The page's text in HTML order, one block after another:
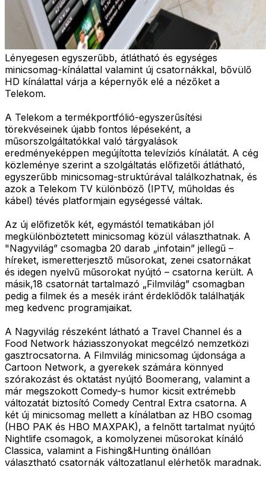
Lényegesen egyszerűbb, átlátható és egységes
minicsomag-kínálattal valamint új csatornákkal, bővülő
HD kínálattal várja a képernyők elé a nézőket a
Telekom.
A Telekom a termékportfólió-egyszerűsítési
törekvéseinek újabb fontos lépéseként, a
műsorszolgáltatókkal való tárgyalások
eredményeképpen megújította televíziós kínálatát. A cég
közleménye szerint a szolgáltatás előfizetői átlátható,
egyszerűbb minicsomag-struktúrával találkozhatnak, és
azok a Telekom TV különböző (IPTV, műholdas és
kábel) tévés platformjain egységessé váltak.
Az új előfizetők két, egymástól tematikában jól
megkülönböztetett minicsomag közül választhatnak. A
"Nagyvilág” csomagba 20 darab „infotain” jellegű –
híreket, ismeretterjesztő műsorokat, zenei csatornákat
és idegen nyelvű műsorokat nyújtó – csatorna került. A
másik,18 csatornát tartalmazó „Filmvilág” csomagban
pedig a filmek és a mesék iránt érdeklődők találhatják
meg kedvenc programjaikat.
A Nagyvilág részeként látható a Travel Channel és a
Food Network háziasszonyokat megcélzó nemzetközi
gasztrocsatorna. A Filmvilág minicsomag újdonsága a
Cartoon Network, a gyerekek számára könnyed
szórakozást és oktatást nyújtó Boomerang, valamint a
már megszokott Comedy-s humor kicsit extrémebb
változatát biztosító Comedy Central Extra csatorna. A
két új minicsomag mellett a kínálatban az HBO csomag
(HBO PAK és HBO MAXPAK), a felnőtt tartalmat nyújtó
Nightlife csomagok, a komolyzenei műsorokat kínáló
Classica, valamint a Fishing&Hunting önállóan
választható csatornák változatlanul elérhetők maradnak.